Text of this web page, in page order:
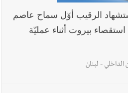
الرقيب أوّل سماح عاصم
بيروت أثناء عمليّة
الداخلي - لبنان